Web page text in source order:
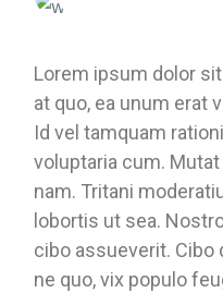
Lorem ipsum dolor
at quo, ea unum erat
Id vel tamquam
voluptaria cum.
nam. Tritani
lobortis ut sea.
cibo assueverit. Cibo
ne quo, vix populo